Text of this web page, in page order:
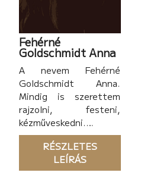
mesterdiplomámat
(amire nagyon büszke
vagyok), viszont a
szakmába csak pár
hónapot dolgoztam.
Fehérné
Goldschmidt Anna
A nevem Fehérné
Goldschmidt Anna.
Mindig is szerettem
rajzolni, festeni,
kézműveskedni.
Nagyjából 16 éves
koromban a szüleim
rájöttek, hogy túl sok
tetoválós műsort
RÉSZLETES
LEÍRÁS